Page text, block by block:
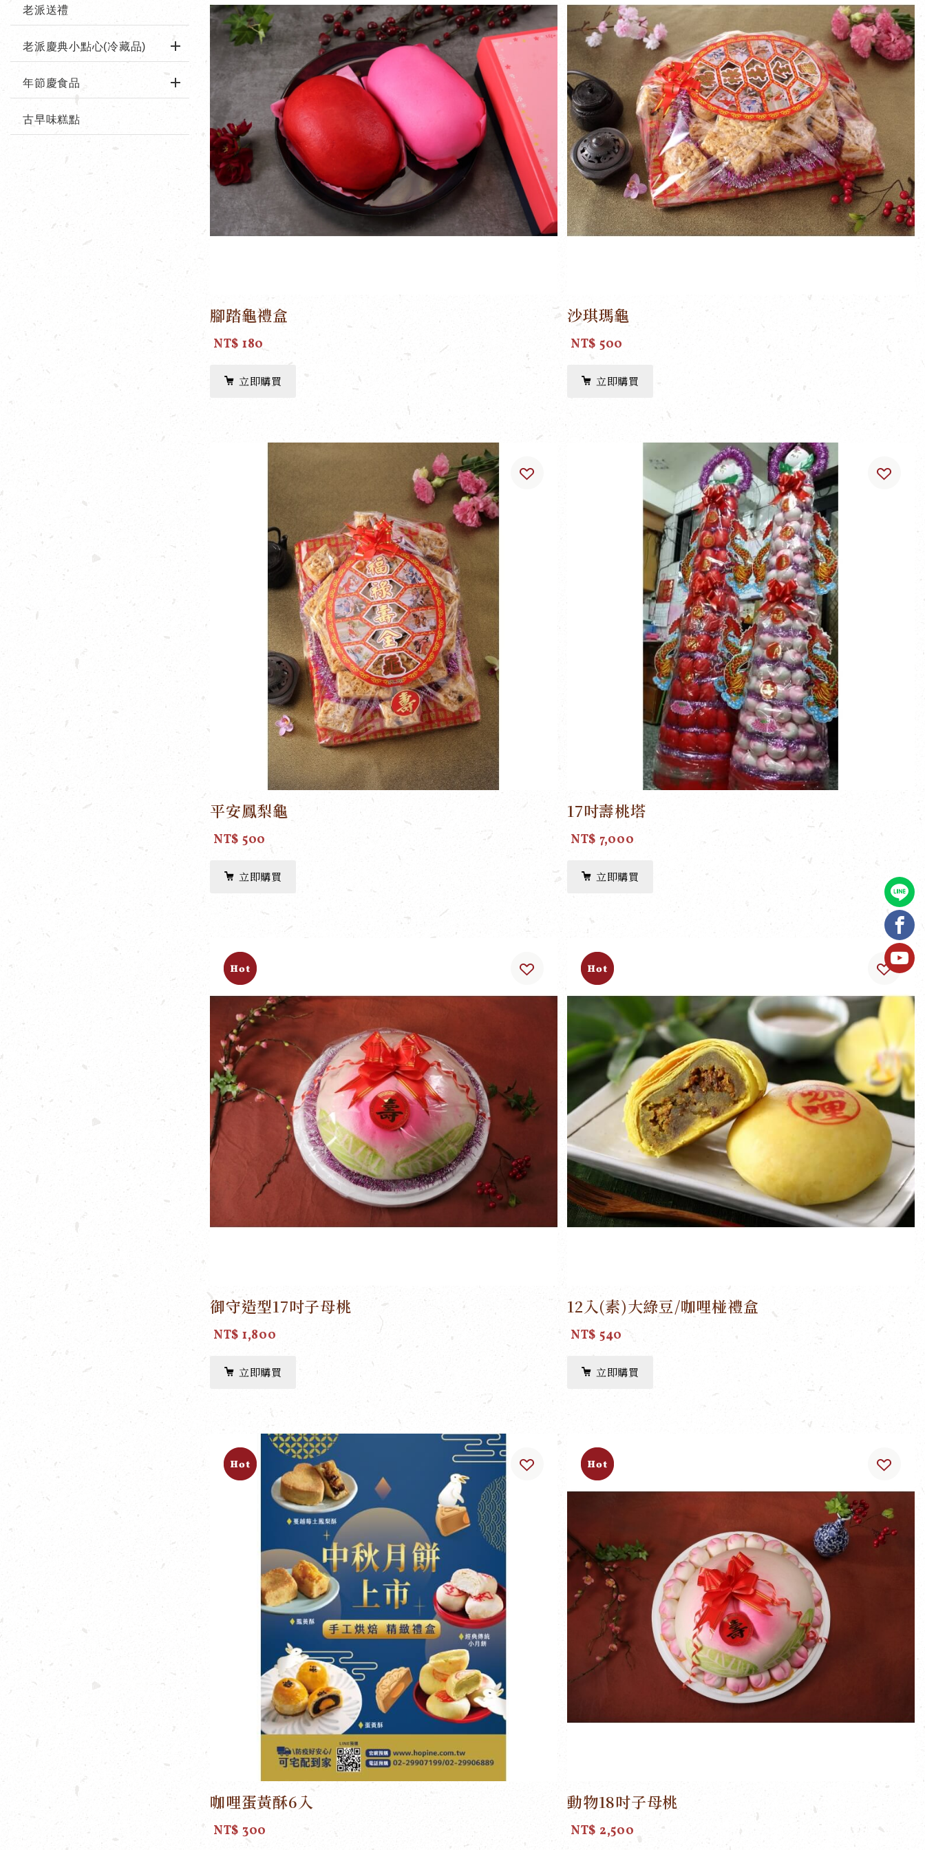
老派送禮
老派慶典小點心(冷藏品)
年節慶食品
古早味糕點
腳踏龜禮盒
NT$ 180
立即購買
沙琪瑪龜
NT$ 500
立即購買
平安鳳梨龜
NT$ 500
立即購買
17吋壽桃塔
NT$ 7,000
立即購買
御守造型17吋子母桃
NT$ 1,800
立即購買
12入(素)大綠豆/咖哩椪禮盒
NT$ 540
立即購買
咖哩蛋黃酥6入
NT$ 300
動物18吋子母桃
NT$ 2,500